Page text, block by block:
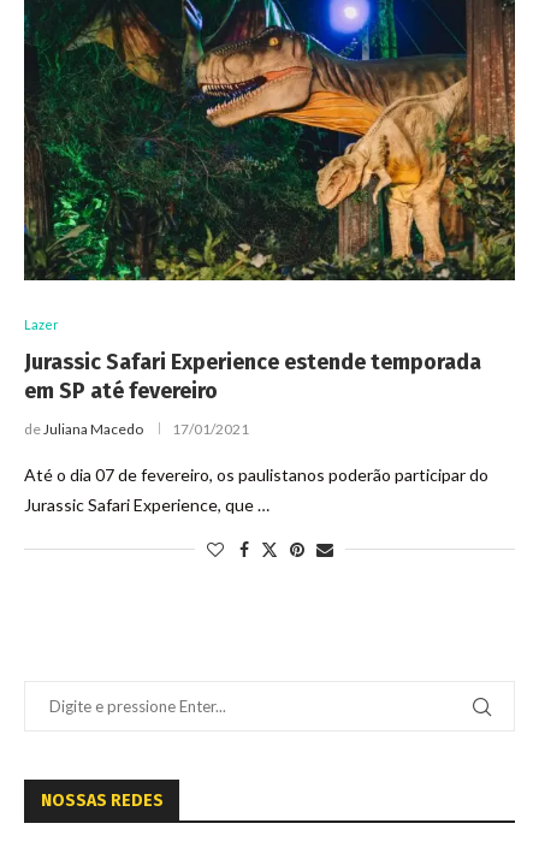
Lazer
Jurassic Safari Experience estende temporada
em SP até fevereiro
deJuliana Macedo 17/01/2021
Até o dia 07 de fevereiro, os paulistanos poderão participar do
Jurassic Safari Experience, que …
NOSSAS REDES